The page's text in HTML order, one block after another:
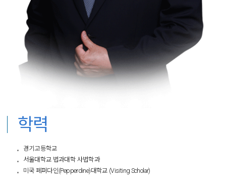
학력
경기고등학교
서울대학교 법과대학 사법학과
미국 페퍼다인(Pepperdine)대학교 (Visiting Scholar)